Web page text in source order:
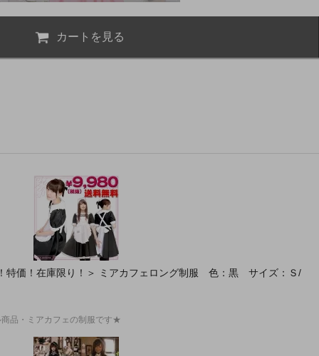
カートを見る
特価！在庫限り！＞ ミアカフェロング制服 色：黒 サイズ：Ｓ/
品・ミアカフェの制服です★